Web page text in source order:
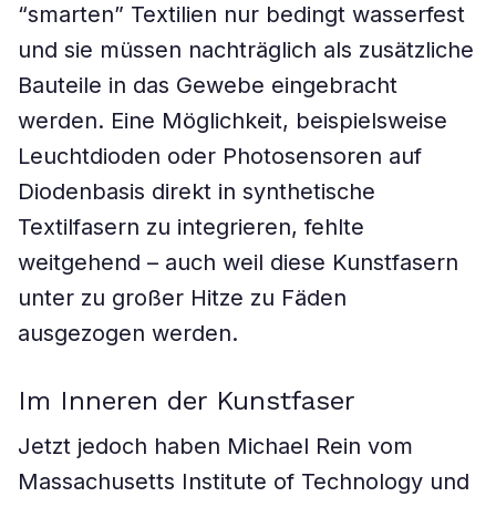
“smarten” Textilien nur bedingt wasserfest
und sie müssen nachträglich als zusätzliche
Bauteile in das Gewebe eingebracht
werden. Eine Möglichkeit, beispielsweise
Leuchtdioden oder Photosensoren auf
Diodenbasis direkt in synthetische
Textilfasern zu integrieren, fehlte
weitgehend – auch weil diese Kunstfasern
unter zu großer Hitze zu Fäden
ausgezogen werden.
Im Inneren der Kunstfaser
Jetzt jedoch haben Michael Rein vom
Massachusetts Institute of Technology und